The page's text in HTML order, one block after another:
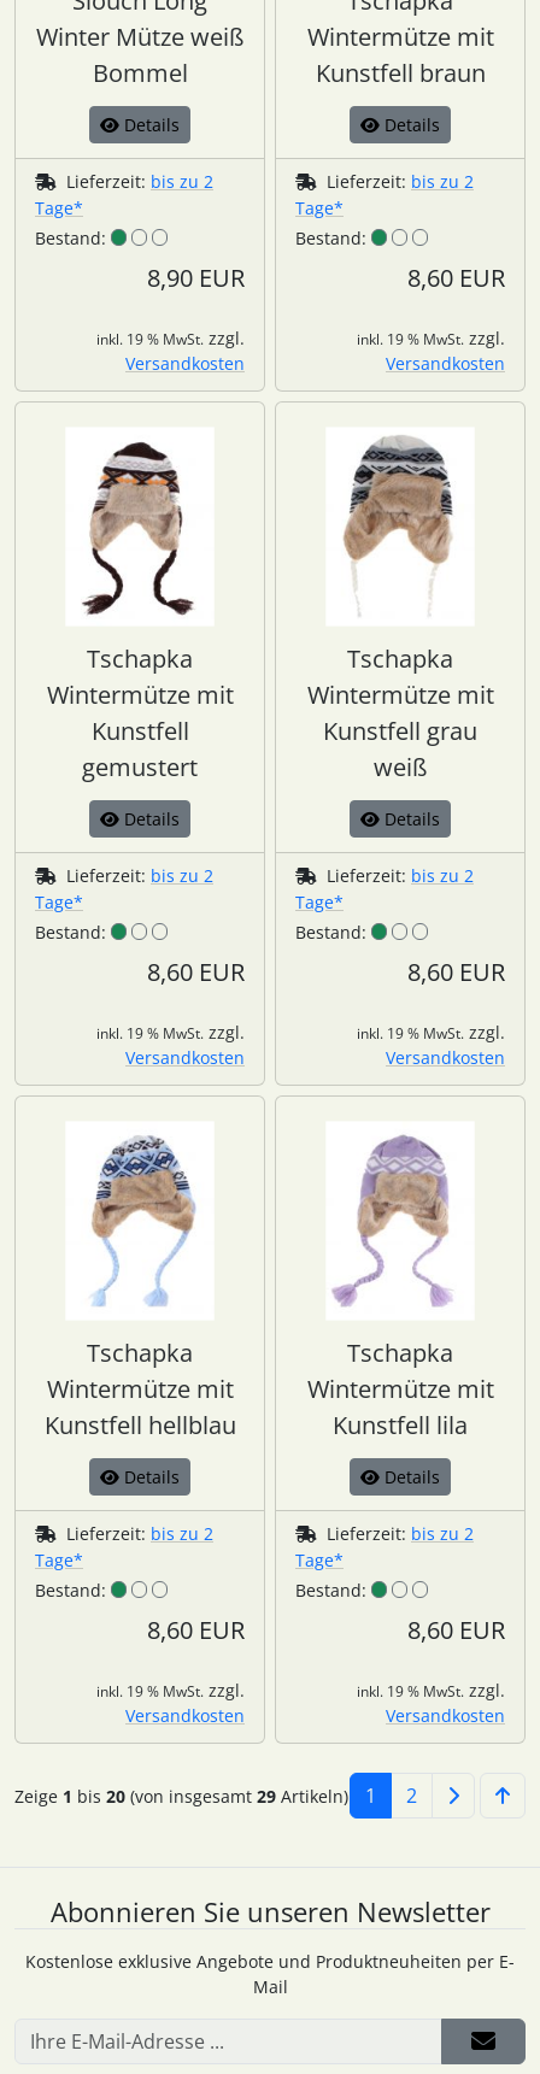
Winter Mütze weiß
Bommel
Details
Lieferzeit: bis zu 2
Tage*
Bestand:
8,90 EUR
inkl. 19 % MwSt. zzgl.
Versandkosten
Wintermütze mit
Kunstfell braun
Details
Lieferzeit: bis zu 2
Tage*
Bestand:
8,60 EUR
inkl. 19 % MwSt. zzgl.
Versandkosten
Tschapka
Wintermütze mit
Kunstfell
gemustert
Details
Lieferzeit: bis zu 2
Tage*
Bestand:
8,60 EUR
inkl. 19 % MwSt. zzgl.
Versandkosten
Tschapka
Wintermütze mit
Kunstfell grau
weiß
Details
Lieferzeit: bis zu 2
Tage*
Bestand:
8,60 EUR
inkl. 19 % MwSt. zzgl.
Versandkosten
Tschapka
Wintermütze mit
Kunstfell hellblau
Details
Lieferzeit: bis zu 2
Tage*
Bestand:
8,60 EUR
inkl. 19 % MwSt. zzgl.
Versandkosten
Tschapka
Wintermütze mit
Kunstfell lila
Details
Lieferzeit: bis zu 2
Tage*
Bestand:
8,60 EUR
inkl. 19 % MwSt. zzgl.
Versandkosten
Zeige 1 bis20 (von insgesamt29 Artikeln) 1 2
Abonnieren Sie unseren Newsletter
Kostenlose exklusive Angebote und Produktneuheiten per E-
Mail